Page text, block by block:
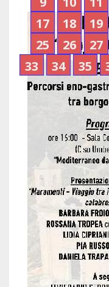
17
18 19
25
26 27
33
34 35